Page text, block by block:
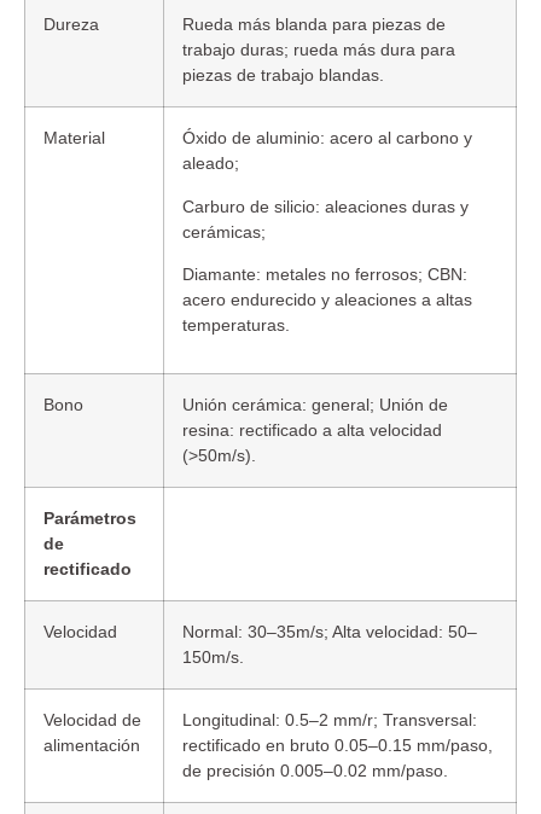
Dureza
Rueda más blanda para piezas de
trabajo duras; rueda más dura para
piezas de trabajo blandas.
Material
Óxido de aluminio: acero al carbono y
aleado;
Carburo de silicio: aleaciones duras y
cerámicas;
Diamante: metales no ferrosos; CBN:
acero endurecido y aleaciones a altas
temperaturas.
Bono
Unión cerámica: general; Unión de
resina: rectificado a alta velocidad
(>50m/s).
Parámetros
de
rectificado
Velocidad
Normal: 30–35m/s; Alta velocidad: 50–
150m/s.
Velocidad de
alimentación
Longitudinal: 0.5–2 mm/r; Transversal:
rectificado en bruto 0.05–0.15 mm/paso,
de precisión 0.005–0.02 mm/paso.